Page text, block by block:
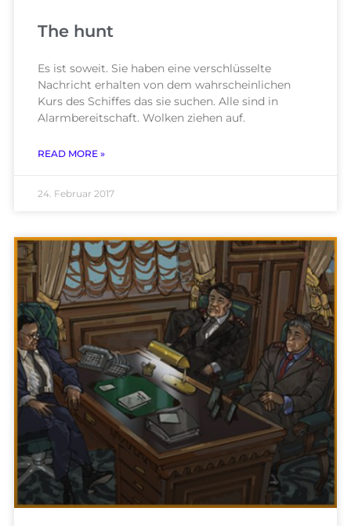
The hunt
Es ist soweit. Sie haben eine verschlüsselte
Nachricht erhalten von dem wahrscheinlichen
Kurs des Schiffes das sie suchen. Alle sind in
Alarmbereitschaft. Wolken ziehen auf.
READ MORE »
24. Februar 2017